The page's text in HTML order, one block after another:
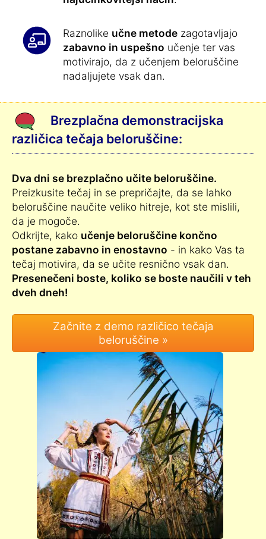
Raznolike učne metode zagotavljajo
zabavno in uspešno učenje ter vas
motivirajo, da z učenjem beloruščine
nadaljujete vsak dan.
Brezplačna demonstracijska
različica tečaja beloruščine:
Dva dni se brezplačno učite beloruščine.
Preizkusite tečaj in se prepričajte, da se lahko
beloruščine naučite veliko hitreje, kot ste mislili,
da je mogoče.
Odkrijte, kako učenje beloruščine končno
postane zabavno in enostavno - in kako Vas ta
tečaj motivira, da se učite resnično vsak dan.
Presenečeni boste, koliko se boste naučili v teh
dveh dneh!